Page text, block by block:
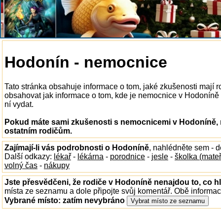
Hodonín - nemocnice
Tato stránka obsahuje informace o tom, jaké zkušenosti mají
obsahovat jak informace o tom, kde je nemocnice v
ní vydat.
Pokud máte sami zkušenosti s nemocnicemi v
ostatním rodičům.
Zajímají-li vás podrobnosti o Hodoníně, nahlédněte sem -
Další odkazy: lékař - lékárna - porodnice - jesle - školka
volný čas - nákupy
Jste přesvědčeni, že rodiče v Hodoníně nenajdou to, co
místa ze seznamu a dole připojte svůj komentář. Obě
Vybrané místo: zatím nevybráno